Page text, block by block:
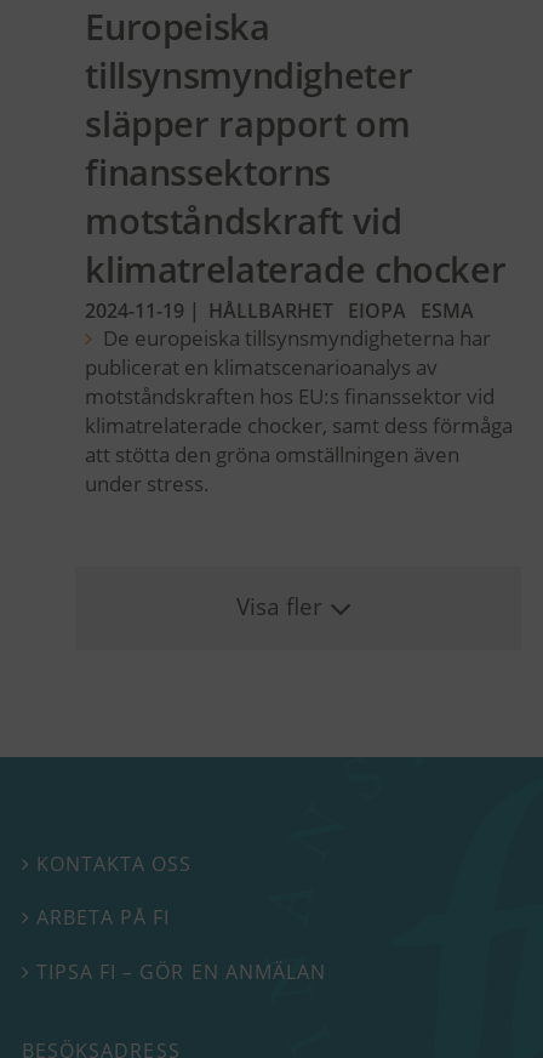
Europeiska
tillsynsmyndigheter
släpper rapport om
finanssektorns
motståndskraft vid
klimatrelaterade chocker
2024-11-19 | HÅLLBARHET EIOPA ESMA
De europeiska tillsynsmyndigheterna har
publicerat en klimatscenarioanalys av
motståndskraften hos EU:s finanssektor vid
klimatrelaterade chocker, samt dess förmåga
att stötta den gröna omställningen även
under stress.
Visa fler
 KONTAKTA OSS
 ARBETA PÅ FI
TIPSA FI – GÖR EN ANMÄLAN
BESÖKSADRESS